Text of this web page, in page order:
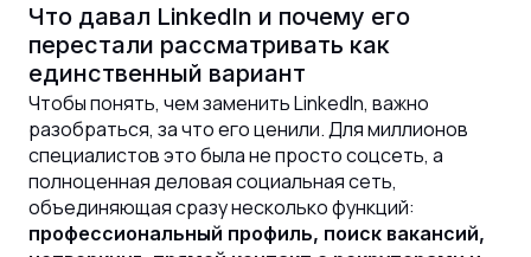
Что давал LinkedIn и почему его
перестали рассматривать как
единственный вариант
Чтобы понять, чем заменить LinkedIn, важно
разобраться, за что его ценили. Для миллионов
специалистов это была не просто соцсеть, а
полноценная деловая социальная сеть,
объединяющая сразу несколько функций:
профессиональный профиль, поиск вакансий,